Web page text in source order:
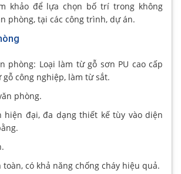
khảo để lựa chọn bố trí trong không
phòng, tại các công trình, dự án.
phòng: Loại làm từ gỗ sơn PU cao cấp
gỗ công nghiệp, làm từ sắt.
phòng.
hiện đại, đa dạng thiết kế tùy vào diện
toàn, có khả năng chống cháy hiệu quả.